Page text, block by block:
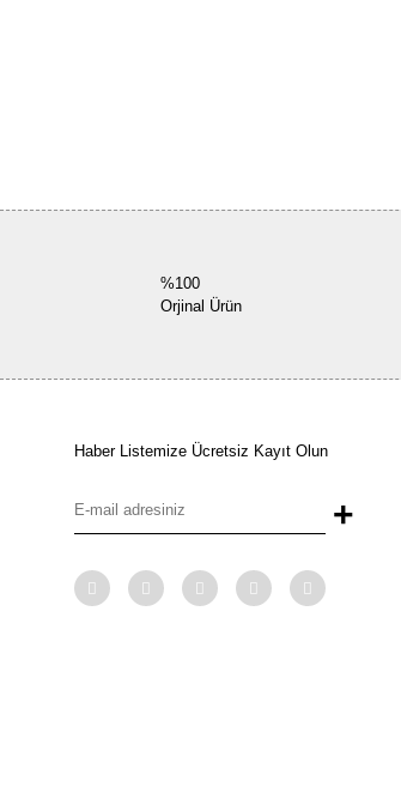
%100
Orjinal Ürün
Haber Listemize Ücretsiz Kayıt Olun
+